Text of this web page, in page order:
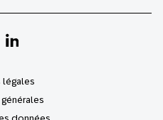
légales